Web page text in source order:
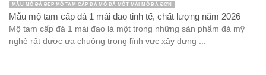
MẪU MỘ ĐÁ ĐẸP MỘ TAM CẤP ĐÁ MỘ ĐÁ MỘT MÁI MỘ ĐÁ ĐƠN
Mẫu mộ tam cấp đá 1 mái đao tinh tế, chất lượng năm 2026
Mộ tam cấp đá 1 mái đao là một trong những sản phẩm đá mỹ
nghệ rất được ưa chuộng trong lĩnh vực xây dựng ...